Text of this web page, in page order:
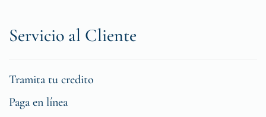
Servicio al Cliente
Tramita tu credito
Paga en línea